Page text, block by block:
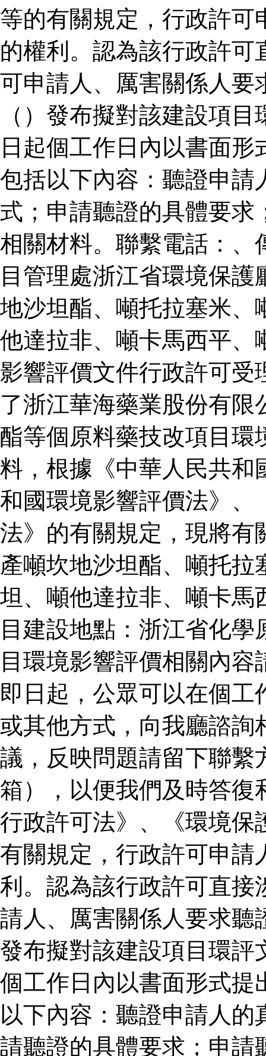
等的有關規定，行政許可
的權利。認為該行政許
可申請人、厲害關係人要
（）發布擬對該建設項
日起個工作日內以書面
包括以下內容：聽證申請
式；申請聽證的具體要求
相關材料。聯繫電話：、
目管理處浙江省環境保
地沙坦酯、噸托拉塞米、
他達拉非、噸卡馬西平、
影響評價文件行政許可受
了浙江華海藥業股份有
酯等個原料藥技改項目環
料，根據《中華人民共和
和國環境影響評價法》、
法》的有關規定，現將有
產噸坎地沙坦酯、噸托
坦、噸他達拉非、噸卡馬
目建設地點：浙江省化
目環境影響評價相關內
即日起，公眾可以在個
或其他方式，向我廳諮詢
議，反映問題請留下聯繫
箱），以便我們及時答復
行政許可法》、《環境保
有關規定，行政許可申請
利。認為該行政許可直接
請人、厲害關係人要求聽
發布擬對該建設項目環評
個工作日內以書面形式提
以下內容：聽證申請人
請聽證的具體要求；申請